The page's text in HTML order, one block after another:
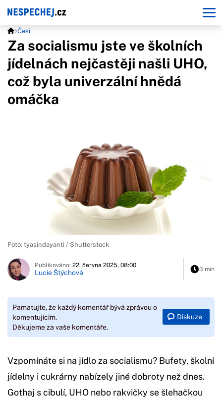
Češi
Za socialismu jste ve školních
jídelnách nejčastěji našli UHO,
což byla univerzální hnědá
omáčka
Foto: tyasindayanti / Shutterstock
Publikováno: 22. června 2025, 08:00
Lucie Štýchová 3 min
Pamatujte, že každý komentář bývá zprávou o
komentujícím.
Děkujeme za vaše komentáře.
Diskuze
Vzpomínáte si na jídlo za socialismu? Bufety, školní
jídelny i cukrárny nabízely jiné dobroty než dnes.
Gothaj s cibulí, UHO nebo rakvičky se šlehačkou